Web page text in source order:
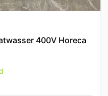
400V Horeca